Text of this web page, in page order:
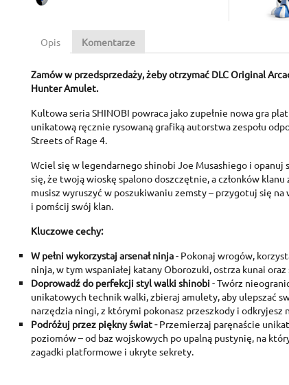
Opis Komentarze
Zamów w przedsprzedaży, żeby otrzymać DLC Original
Hunter Amulet.
Kultowa seria SHINOBI powraca jako zupełnie nowa gra
unikatową ręcznie rysowaną grafiką autorstwa zespołu
Streets of Rage 4.
Wciel się w legendarnego shinobi Joe Musashiego i opanuj
się, że twoją wioskę spalono doszczętnie, a członków
musisz wyruszyć w poszukiwaniu zemsty – przygotuj się na
i pomścij swój klan.
Kluczowe cechy:
W pełni wykorzystaj arsenał ninja- Pokonaj wrogów,
ninja, w tym wspaniałej katany Oborozuki, ostrza kunai
Doprowadź do perfekcji styl walki shinobi- Twórz
unikatowych technik walki, zbieraj amulety, aby ulepszać
narzędzia ningi, z którymi pokonasz przeszkody i odkryjesz
Podróżuj przez piękny świat -Przemierzaj paręnaście
poziomów – od baz wojskowych po upalną pustynię, na
zagadki platformowe i ukryte sekrety.